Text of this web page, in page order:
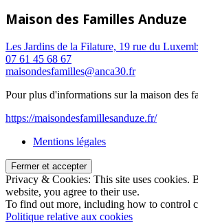
Maison des Familles Anduze
Les Jardins de la Filature, 19 rue du
07 61 45 68 67
maisondesfamilles@anca30.fr
Pour plus d'informations sur la maison des
https://maisondesfamillesanduze.fr/
Mentions légales
Privacy & Cookies: This site uses cookies.
website, you agree to their use.
To find out more, including how to control
Politique relative aux cookies